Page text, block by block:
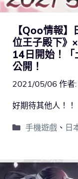
【Qoo情報
位王子殿下》
14日開始！「
公開！
2021/05/06 作者:
好期待其他人！！
手機遊戲、 日